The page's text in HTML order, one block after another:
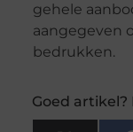
gehele
aangegeven
bedrukken.
Goed artikel?